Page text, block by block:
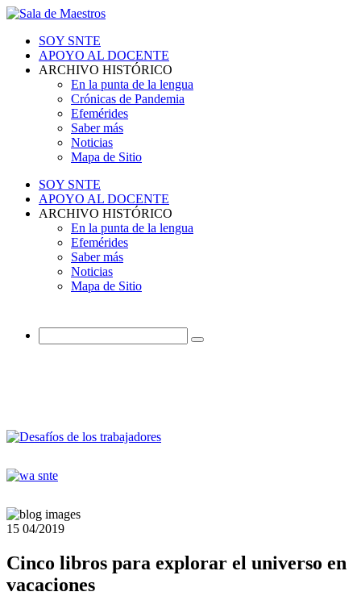
SOY SNTE
APOYO AL DOCENTE
ARCHIVO HISTÓRICO
En la punta de la lengua
Crónicas de Pandemia
Efemérides
Saber más
Noticias
Mapa de Sitio
SOY SNTE
APOYO AL DOCENTE
ARCHIVO HISTÓRICO
En la punta de la lengua
Efemérides
Saber más
Noticias
Mapa de Sitio
15 04/2019
Cinco libros para explorar el universo en
vacaciones